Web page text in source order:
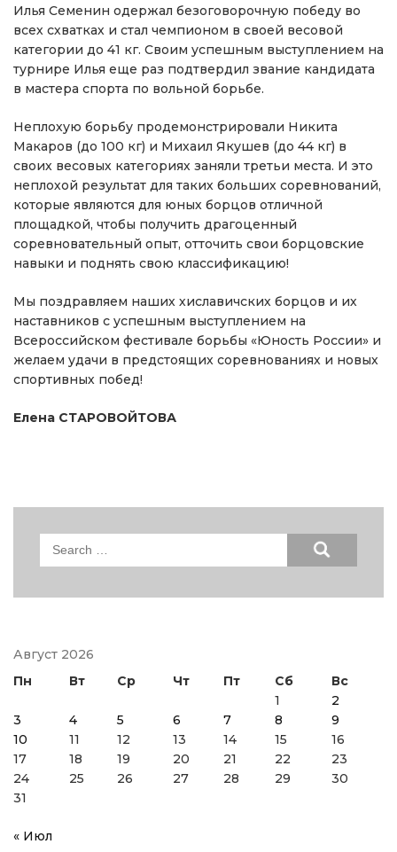
Илья Семенин одержал безоговорочную победу во
всех схватках и стал чемпионом в своей весовой
категории до 41 кг. Своим успешным выступлением на
турнире Илья еще раз подтвердил звание кандидата
в мастера спорта по вольной борьбе.
Неплохую борьбу продемонстрировали Никита
Макаров (до 100 кг) и Михаил Якушев (до 44 кг) в
своих весовых категориях заняли третьи места. И это
неплохой результат для таких больших соревнований,
которые являются для юных борцов отличной
площадкой, чтобы получить драгоценный
соревновательный опыт, отточить свои борцовские
навыки и поднять свою классификацию!
Мы поздравляем наших хиславичских борцов и их
наставников с успешным выступлением на
Всероссийском фестивале борьбы «Юность России» и
желаем удачи в предстоящих соревнованиях и новых
спортивных побед!
Елена СТАРОВОЙТОВА
Search
Август 2026
Пн
Вт Ср Чт Пт Сб
Вс
1
2
3
4 5 6 7 8
9
10
11 12 13 14 15
16
17
18 19 20 21 22
23
24
25 26 27 28 29
30
31
« Июл